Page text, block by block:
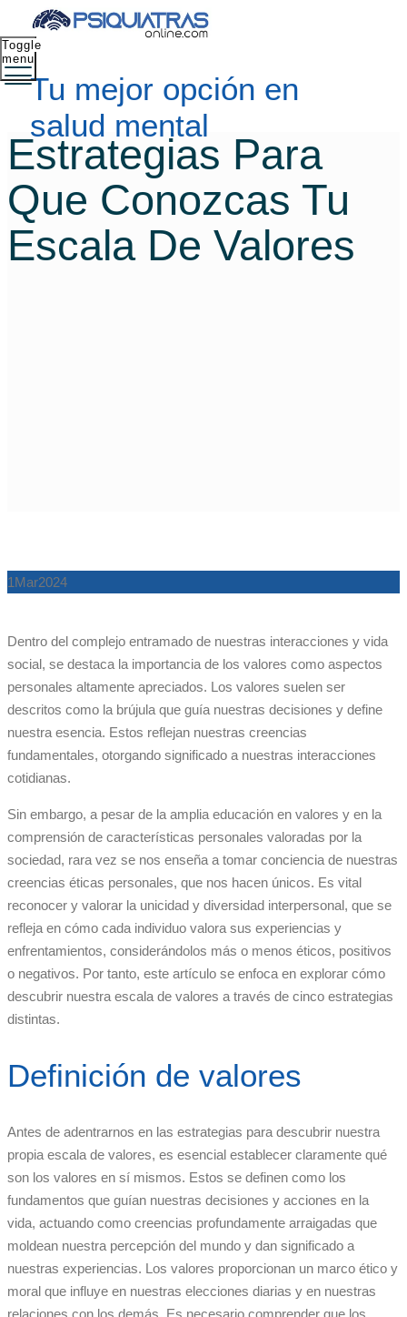
Tu mejor opción en
salud mental
Toggle
menu
Estrategias Para
Que Conozcas Tu
Escala De Valores
1Mar2024
Dentro del complejo entramado de nuestras interacciones y vida
social, se destaca la importancia de los valores como aspectos
personales altamente apreciados. Los valores suelen ser
descritos como la brújula que guía nuestras decisiones y define
nuestra esencia. Estos reflejan nuestras creencias
fundamentales, otorgando significado a nuestras interacciones
cotidianas.
Sin embargo, a pesar de la amplia educación en valores y en la
comprensión de características personales valoradas por la
sociedad, rara vez se nos enseña a tomar conciencia de nuestras
creencias éticas personales, que nos hacen únicos. Es vital
reconocer y valorar la unicidad y diversidad interpersonal, que se
refleja en cómo cada individuo valora sus experiencias y
enfrentamientos, considerándolos más o menos éticos, positivos
o negativos. Por tanto, este artículo se enfoca en explorar cómo
descubrir nuestra escala de valores a través de cinco estrategias
distintas.
Definición de valores
Antes de adentrarnos en las estrategias para descubrir nuestra
propia escala de valores, es esencial establecer claramente qué
son los valores en sí mismos. Estos se definen como los
fundamentos que guían nuestras decisiones y acciones en la
vida, actuando como creencias profundamente arraigadas que
moldean nuestra percepción del mundo y dan significado a
nuestras experiencias. Los valores proporcionan un marco ético y
moral que influye en nuestras elecciones diarias y en nuestras
relaciones con los demás. Es necesario comprender que los